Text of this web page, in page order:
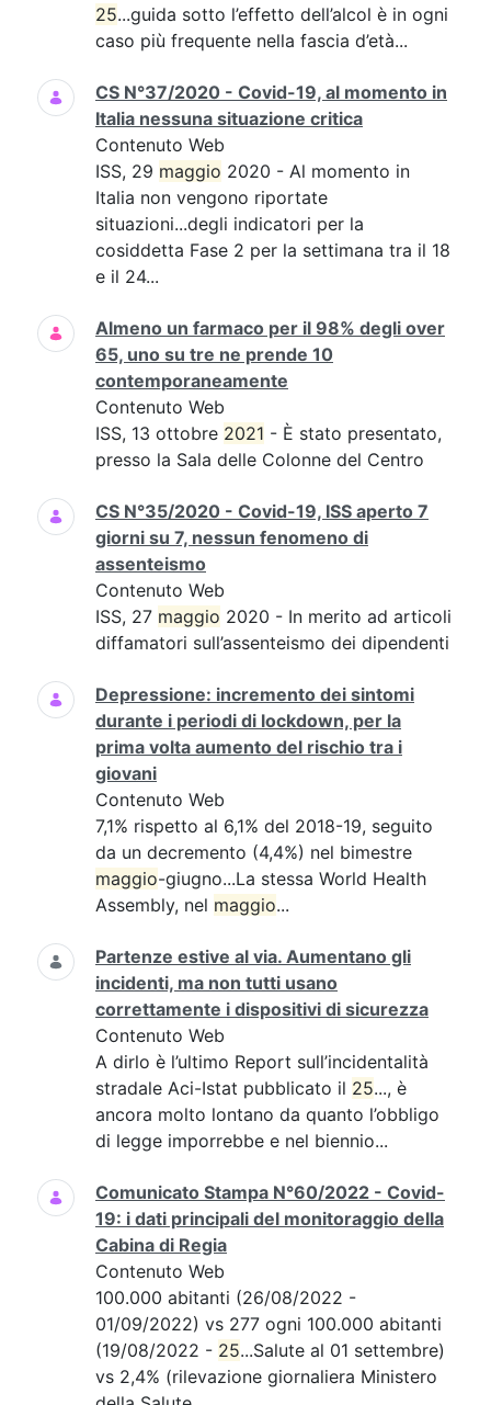
25...guida sotto l’effetto dell’alcol è in ogni
caso più frequente nella fascia d’età...
CS N°37/2020 - Covid-19, al momento in
Italia nessuna situazione critica
Contenuto Web
ISS, 29 maggio 2020 - Al momento in
Italia non vengono riportate
situazioni...degli indicatori per la
cosiddetta Fase 2 per la settimana tra il 18
e il 24...
Almeno un farmaco per il 98% degli over
65, uno su tre ne prende 10
contemporaneamente
Contenuto Web
ISS, 13 ottobre 2021 - È stato presentato,
presso la Sala delle Colonne del Centro
CS N°35/2020 - Covid-19, ISS aperto 7
giorni su 7, nessun fenomeno di
assenteismo
Contenuto Web
ISS, 27 maggio 2020 - In merito ad articoli
diffamatori sull’assenteismo dei dipendenti
Depressione: incremento dei sintomi
durante i periodi di lockdown, per la
prima volta aumento del rischio tra i
giovani
Contenuto Web
7,1% rispetto al 6,1% del 2018-19, seguito
da un decremento (4,4%) nel bimestre
maggio-giugno...La stessa World Health
Assembly, nel maggio...
Partenze estive al via. Aumentano gli
incidenti, ma non tutti usano
correttamente i dispositivi di sicurezza
Contenuto Web
A dirlo è l’ultimo Report sull’incidentalità
stradale Aci-Istat pubblicato il 25..., è
ancora molto lontano da quanto l’obbligo
di legge imporrebbe e nel biennio...
Comunicato Stampa N°60/2022 - Covid-
19: i dati principali del monitoraggio della
Cabina di Regia
Contenuto Web
100.000 abitanti (26/08/2022 -
01/09/2022) vs 277 ogni 100.000 abitanti
(19/08/2022 - 25...Salute al 01 settembre)
vs 2,4% (rilevazione giornaliera Ministero